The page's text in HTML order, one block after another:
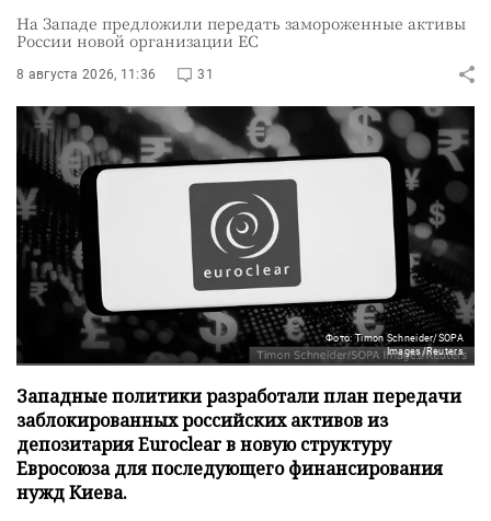
На Западе предложили передать замороженные активы
России новой организации ЕС
8 августа 2026, 11:36 31
Фото: Timon Schneider/SOPA
Images/Reuters
Западные политики разработали план передачи
заблокированных российских активов из
депозитария Euroclear в новую структуру
Евросоюза для последующего финансирования
нужд Киева.